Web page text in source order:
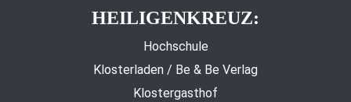
HEILIGENKREUZ:
Hochschule
Klosterladen / Be & Be Verlag
Klostergasthof